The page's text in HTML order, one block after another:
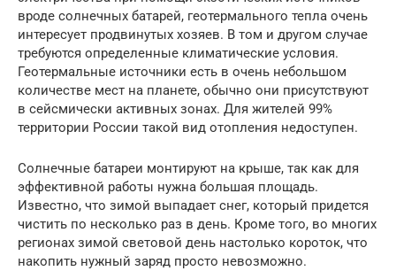
вроде солнечных батарей, геотермального тепла очень
интересует продвинутых хозяев. В том и другом случае
требуются определенные климатические условия.
Геотермальные источники есть в очень небольшом
количестве мест на планете, обычно они присутствуют
в сейсмически активных зонах. Для жителей 99%
территории России такой вид отопления недоступен.
Солнечные батареи монтируют на крыше, так как для
эффективной работы нужна большая площадь.
Известно, что зимой выпадает снег, который придется
чистить по несколько раз в день. Кроме того, во многих
регионах зимой световой день настолько короток, что
накопить нужный заряд просто невозможно.